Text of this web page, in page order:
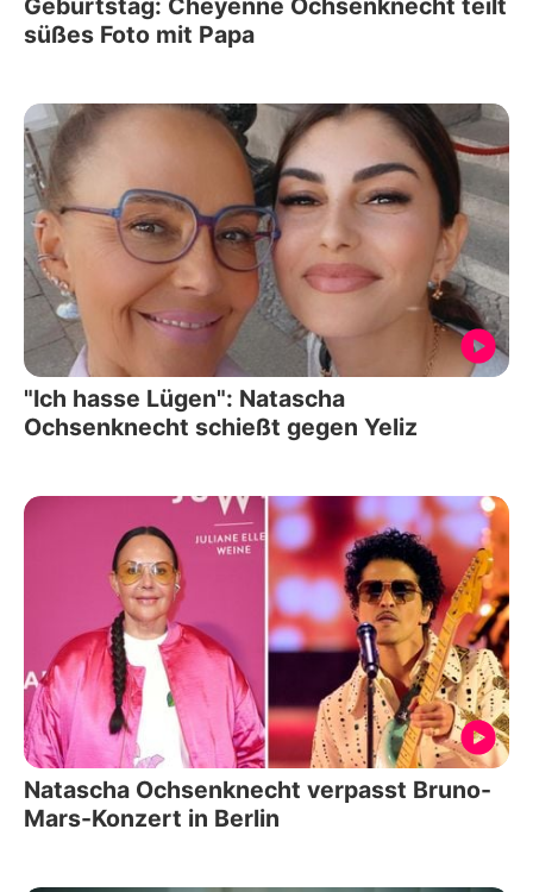
Geburtstag: Cheyenne Ochsenknecht teilt
süßes Foto mit Papa
"Ich hasse Lügen": Natascha
Ochsenknecht schießt gegen Yeliz
Natascha Ochsenknecht verpasst Bruno-
Mars-Konzert in Berlin